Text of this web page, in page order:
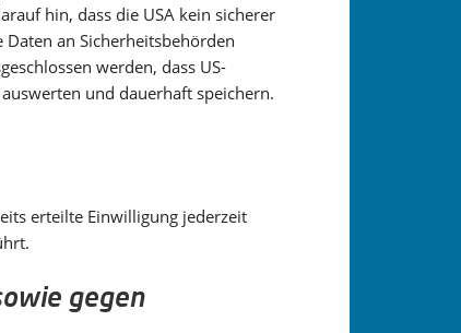
hin, dass die USA kein sicherer
an Sicherheitsbehörden
werden, dass US-
und dauerhaft speichern.
erteilte Einwilligung jederzeit
gegen